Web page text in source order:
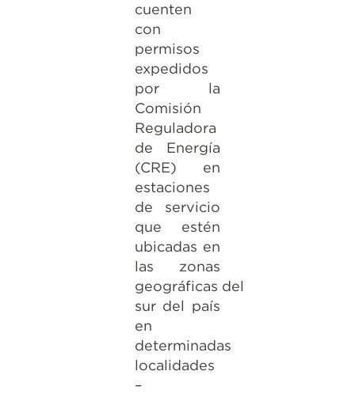
cuenten
con
permisos
expedidos
por la
Comisión
Reguladora
de Energía
(CRE) en
estaciones
de servicio
que estén
ubicadas en
las zonas
geográficas del
sur del país
en
determinadas
localidades
–